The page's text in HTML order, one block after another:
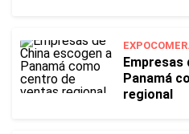
EXPOCOMER.
Empresas
Panamá
regional